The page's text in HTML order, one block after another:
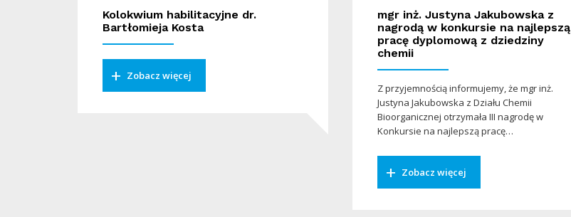
Kolokwium habilitacyjne dr.
Bartłomieja Kosta
Zobacz więcej
mgr inż. Justyna Jakubowska z
nagrodą w konkursie na najlepszą
pracę dyplomową z dziedziny
chemii
Z przyjemnością informujemy, że mgr inż.
Justyna Jakubowska z Działu Chemii
Bioorganicznej otrzymała III nagrodę w
Konkursie na najlepszą pracę…
Zobacz więcej